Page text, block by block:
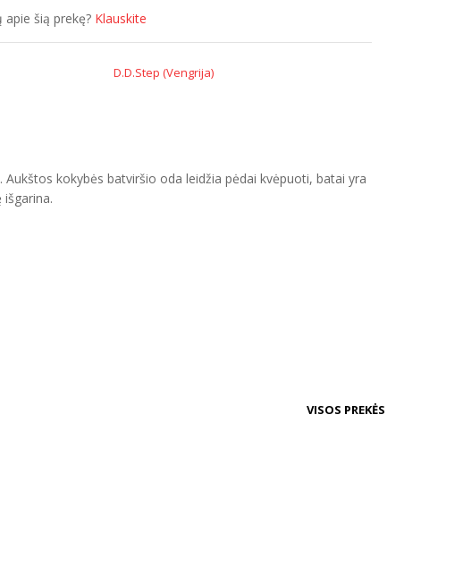
šią prekę? Klauskite
D.D.Step (Vengrija)
kokybės batviršio oda leidžia pėdai kvėpuoti, batai yra
VISOS PREKĖS